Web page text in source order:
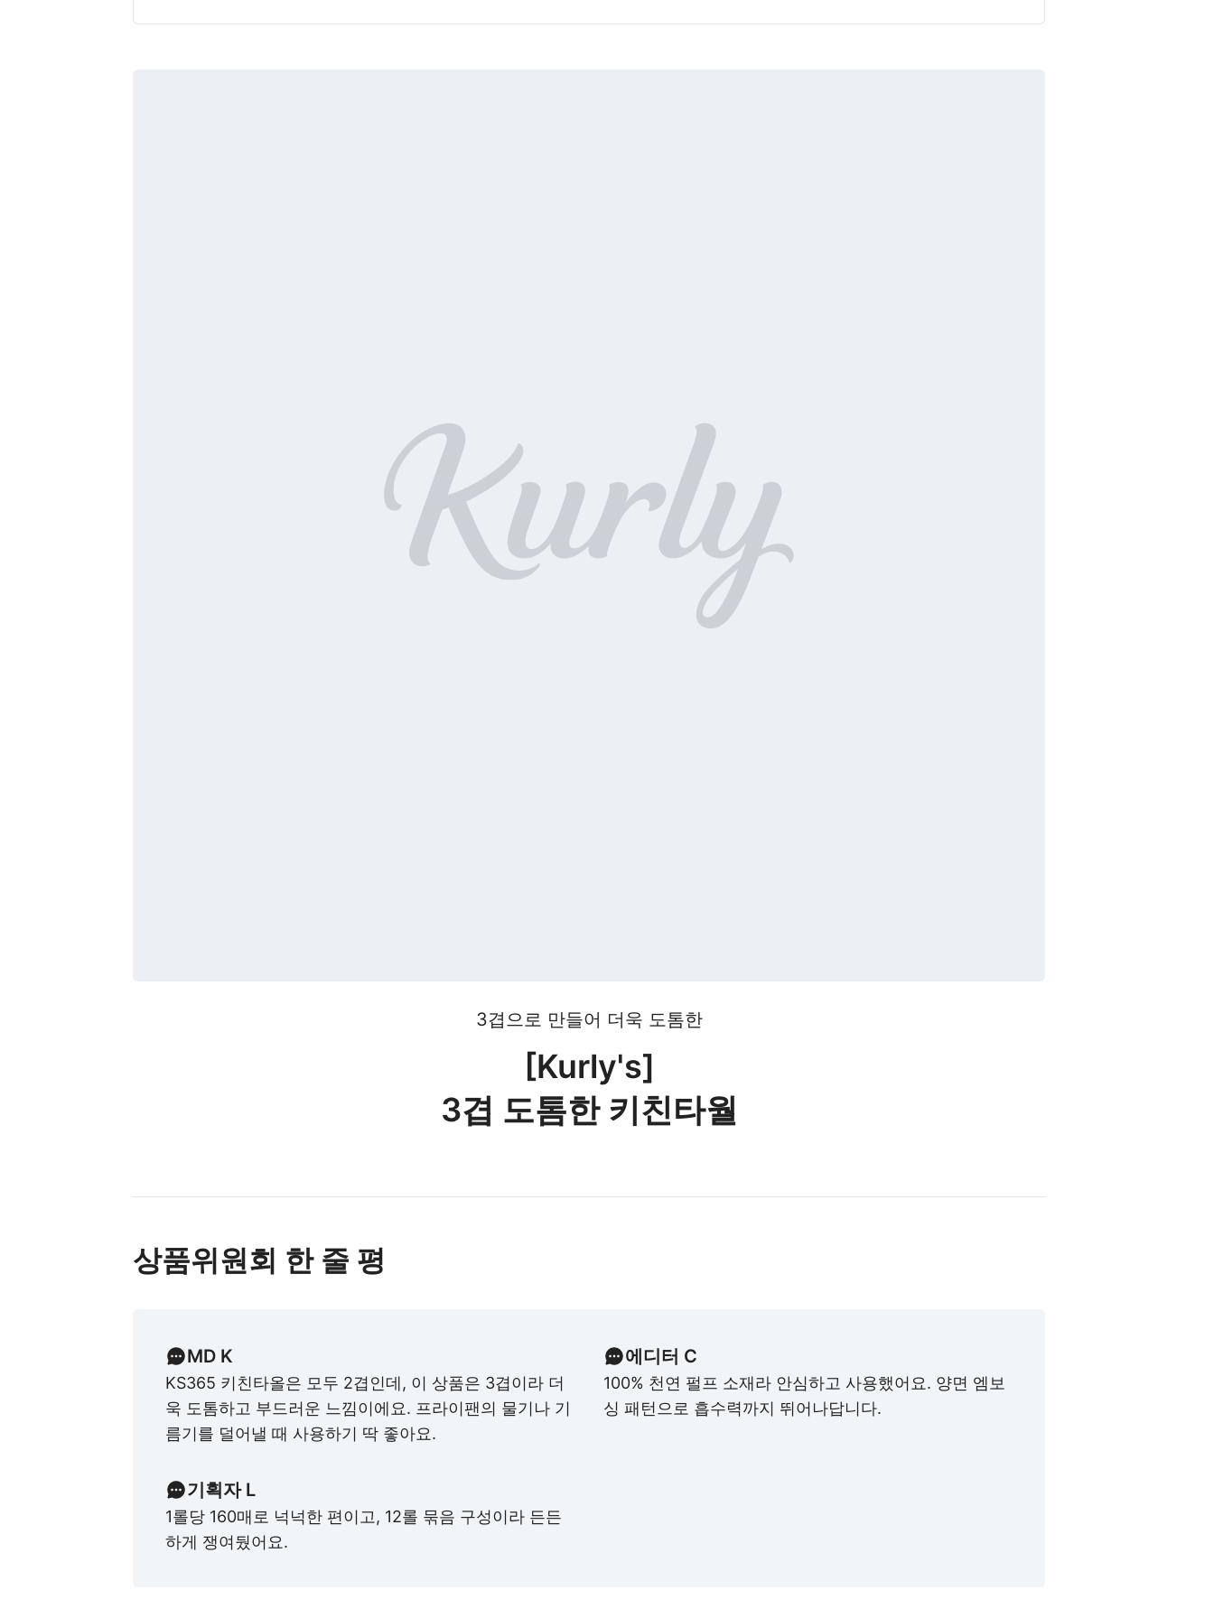
3겹으로 만들어 더욱 도톰한
[Kurly's]
3겹 도톰한 키친타월
상품위원회 한 줄 평
MD K
KS365 키친타올은 모두 2겹인데, 이 상품은 3겹이라 더
욱 도톰하고 부드러운 느낌이에요. 프라이팬의 물기나 기
름기를 덜어낼 때 사용하기 딱 좋아요.
에디터 C
100% 천연 펄프 소재라 안심하고 사용했어요. 양면 엠보
싱 패턴으로 흡수력까지 뛰어나답니다.
기획자 L
1롤당 160매로 넉넉한 편이고, 12롤 묶음 구성이라 든든
하게 쟁여뒀어요.